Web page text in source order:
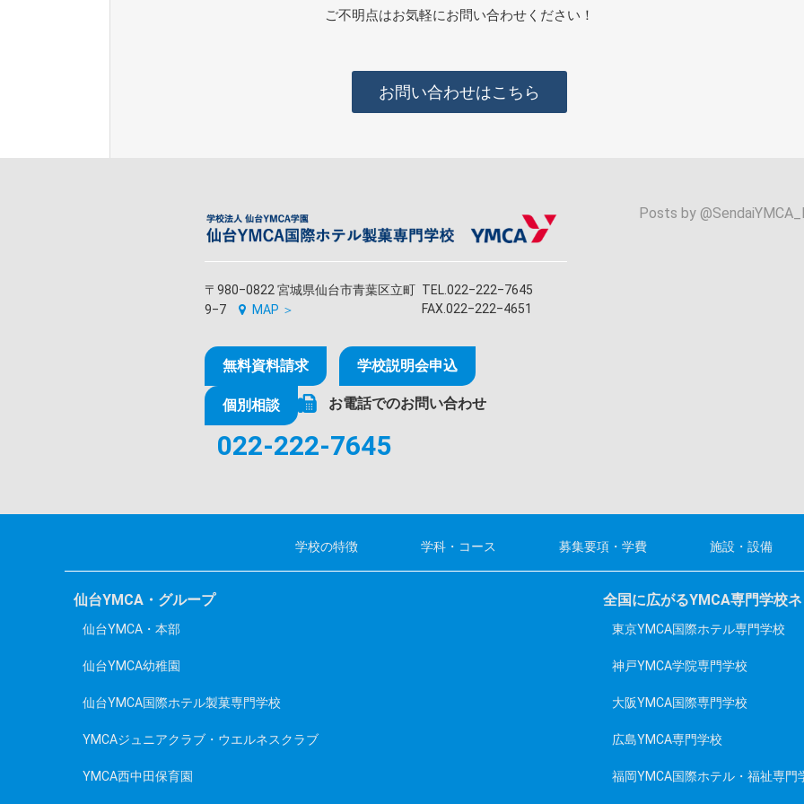
ご不明点はお気軽にお問い合わせください！
お問い合わせはこちら
〒980‒0822 宮城県仙台市青葉区立町
9‒7
MAP ＞
TEL.022‒222‒7645
FAX.022‒222‒4651
無料資料請求 学校説明会申込
個別相談 お電話でのお問い合わせ
022-222-7645
Posts by @
学校の特徴 学科・コース 募集要項・学費 施設・設備
仙台YMCA・グループ
仙台YMCA・本部
仙台YMCA幼稚園
仙台YMCA国際ホテル製菓専門学校
YMCAジュニアクラブ・ウエルネスクラブ
YMCA西中田保育園
全国に広がるYMCA専門学校
東京YMCA国際ホテル専門学校
神戸YMCA学院専門学校
大阪YMCA国際専門学校
広島YMCA専門学校
福岡YMCA国際ホテル・福祉専門